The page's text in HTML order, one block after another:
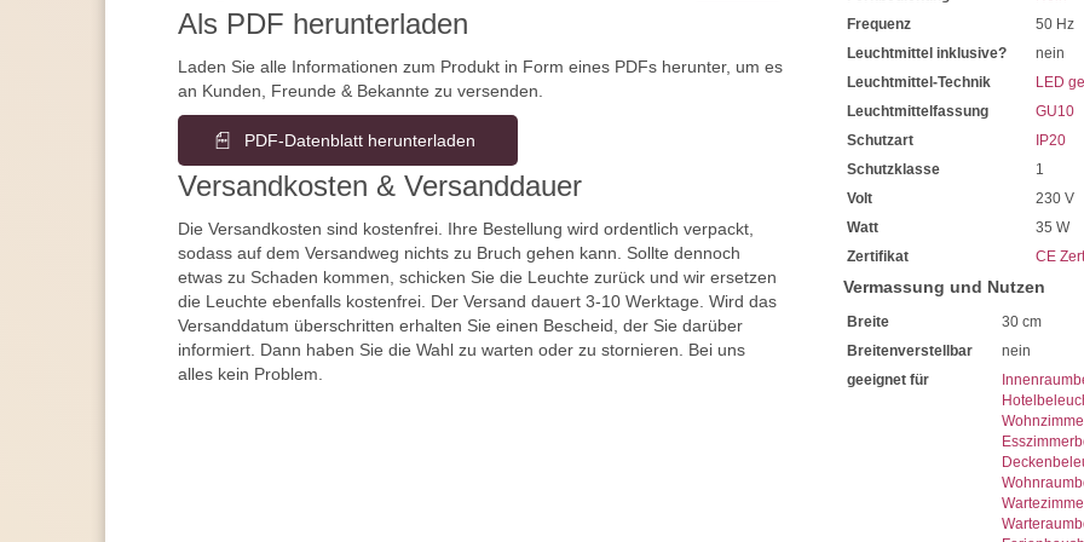
Wir empfehlen Ihnen die
Sparen Sie täglich sehr
Bei uns im Sortiment finden
Mit LED-Technik erreichen
Sie haben bei uns 5 Jahre
Bei Fragen, kontaktieren Sie
Wir freuen uns auf Ihre
Als PDF herunterladen
Laden Sie alle Informationen zum Produkt in Form eines PDFs herunter, um es
an Kunden, Freunde & Bekannte zu versenden.
PDF-Datenblatt herunterladen
Versandkosten & Versanddauer
Die Versandkosten sind kostenfrei. Ihre Bestellung wird ordentlich verpackt,
sodass auf dem Versandweg nichts zu Bruch gehen kann. Sollte dennoch
etwas zu Schaden kommen, schicken Sie die Leuchte zurück und wir ersetzen
die Leuchte ebenfalls kostenfrei. Der Versand dauert 3-10 Werktage. Wird das
Versanddatum überschritten erhalten Sie einen Bescheid, der Sie darüber
informiert. Dann haben Sie die Wahl zu warten oder zu stornieren. Bei uns
alles kein Problem.
Frequenz
50 Hz
Leuchtmittel inklusive?
nein
Leuchtmittel-Technik
LED
Leuchtmittelfassung
GU10
Schutzart
IP20
Schutzklasse
1
Volt
230 V
Watt
35 W
Zertifikat
CE
Vermassung und Nutzen
Breite
30 cm
Breitenverstellbar
nein
geeignet für